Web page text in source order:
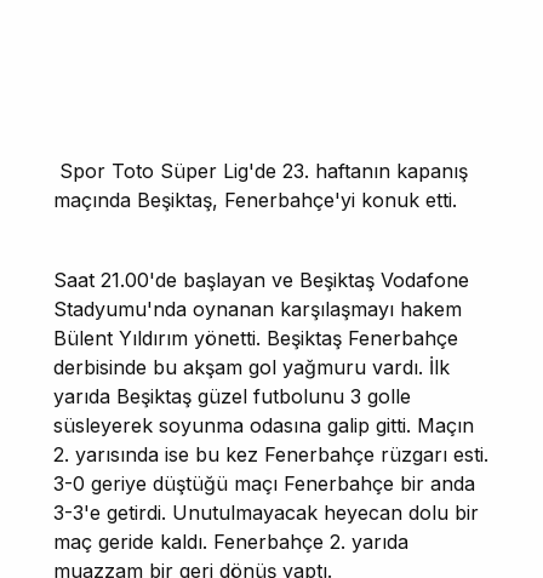
Spor Toto Süper Lig'de 23. haftanın kapanış
maçında Beşiktaş, Fenerbahçe'yi konuk etti.
Saat 21.00'de başlayan ve Beşiktaş Vodafone
Stadyumu'nda oynanan karşılaşmayı hakem
Bülent Yıldırım yönetti. Beşiktaş Fenerbahçe
derbisinde bu akşam gol yağmuru vardı. İlk
yarıda Beşiktaş güzel futbolunu 3 golle
süsleyerek soyunma odasına galip gitti. Maçın
2. yarısında ise bu kez Fenerbahçe rüzgarı esti.
3-0 geriye düştüğü maçı Fenerbahçe bir anda
3-3'e getirdi. Unutulmayacak heyecan dolu bir
maç geride kaldı. Fenerbahçe 2. yarıda
muazzam bir geri dönüş yaptı.